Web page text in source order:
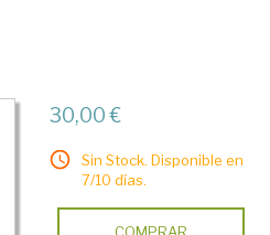
30,00 €
Sin Stock. Disponible en
7/10 días.